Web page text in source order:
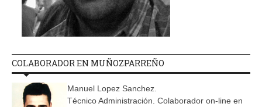
COLABORADOR EN MUÑOZPARREÑO
Manuel Lopez Sanchez.
Técnico Administración. Colaborador on-line en